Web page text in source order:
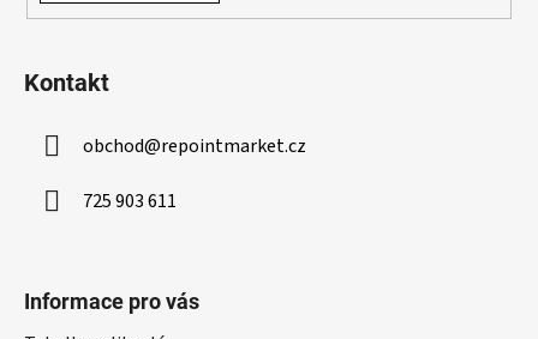
Kontakt
obchod@repointmarket.cz
725 903 611
Informace pro vás